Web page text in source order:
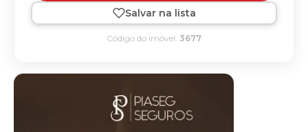
Salvar na lista
Código do imóvel: 3677